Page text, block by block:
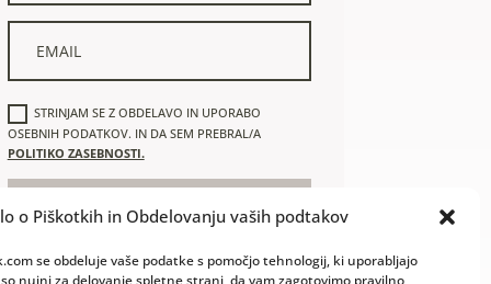
o Piškotkih in Obdelovanju vaših podtakov
se obdeluje vaše podatke s pomočjo tehnologij, ki uporabljajo
nujni za delovanje spletne strani, da vam zagotovimo pravilno
STRINJAM SE Z OBDELAVO IN UPORABO
OSEBNIH PODATKOV. IN DA SEM PREBRAL/A
POLITIKO ZASEBNOSTI.
NAROČAM SE